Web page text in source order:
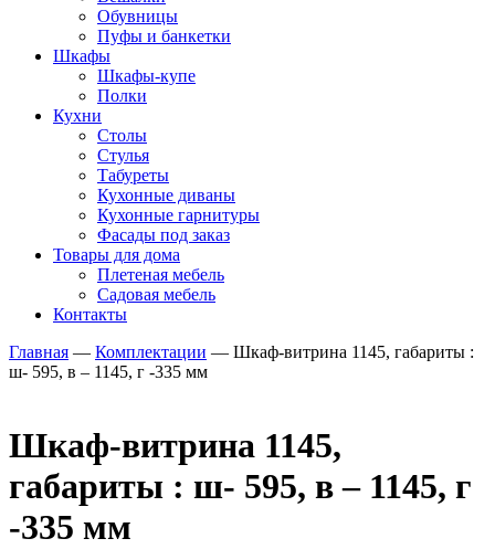
Обувницы
Пуфы и банкетки
Шкафы
Шкафы-купе
Полки
Кухни
Столы
Стулья
Табуреты
Кухонные диваны
Кухонные гарнитуры
Фасады под заказ
Товары для дома
Плетеная мебель
Садовая мебель
Контакты
Главная — Комплектации — Шкаф-витрина 1145, габариты :
ш- 595, в – 1145, г -335 мм
Шкаф-витрина 1145,
габариты : ш- 595, в – 1145, г
-335 мм